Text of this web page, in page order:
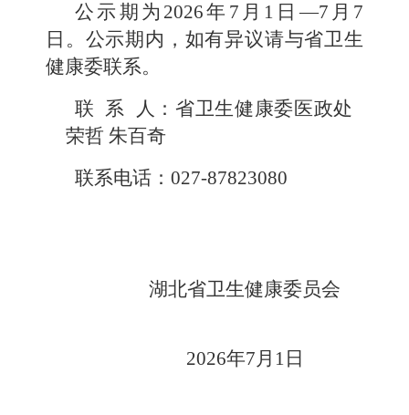
公示期为 2026年 7 月 1 日—7 月 7
日。公示期内，如有异议请与省卫生
健康委联系。
联 系 人：省卫生健康委医政处
荣哲 朱百奇
联系电话： 027-87823080
湖北省卫生健康委员会
2026年7月1日